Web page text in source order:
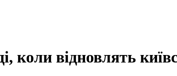
коли відновлять